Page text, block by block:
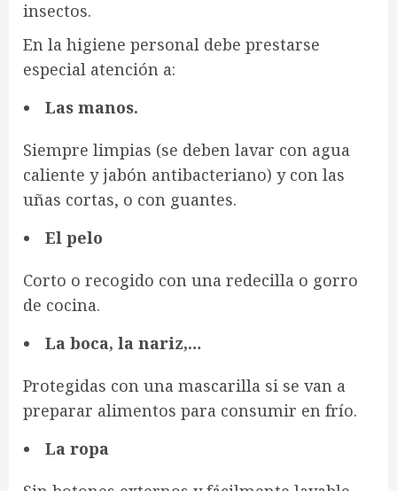
insectos.
En la higiene personal debe prestarse
especial atención a:
Las manos.
Siempre limpias (se deben lavar con agua
caliente y jabón antibacteriano) y con las
uñas cortas, o con guantes.
El pelo
Corto o recogido con una redecilla o gorro
de cocina.
La boca, la nariz,…
Protegidas con una mascarilla si se van a
preparar alimentos para consumir en frío.
La ropa